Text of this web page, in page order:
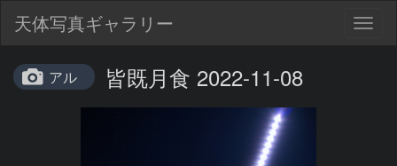
天体写真ギャラリー
アル 皆既月食 2022-11-08